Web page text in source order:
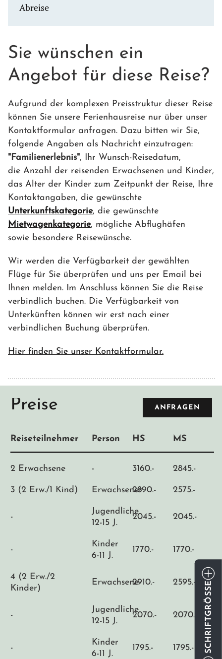
Abreise
Sie wünschen ein
Angebot für diese Reise?
Aufgrund der komplexen Preisstruktur dieser Reise
können Sie unsere Ferienhausreise nur über unser
Kontaktformular anfragen. Dazu bitten wir Sie,
folgende Angaben als Nachricht einzutragen:
"Familienerlebnis", Ihr Wunsch-Reisedatum,
die Anzahl der reisenden Erwachsenen und Kinder,
das Alter der Kinder zum Zeitpunkt der Reise, Ihre
Kontaktangaben, die gewünschte
Unterkunftskategorie, die gewünschte
Mietwagenkategorie, mögliche Abflughäfen
sowie besondere Reisewünsche.
Wir werden die Verfügbarkeit der gewählten
Flüge für Sie überprüfen und uns per Email bei
Ihnen melden. Im Anschluss können Sie die Reise
verbindlich buchen. Die Verfügbarkeit von
Unterkünften können wir erst nach einer
verbindlichen Buchung überprüfen.
Hier finden Sie unser Kontaktformular.
ANFRAGEN
Preise
Reiseteilnehmer Person HS MS
2 Erwachsene - 3160.- 2845.-
3 (2 Erw./1 Kind) Erwachsener2890.- 2575.-
-
Jugendliche
12-15 J.
2045.- 2045.-
-
Kinder
6-11 J.
1770.- 1770.-
4 (2 Erw./2
Kinder)
Erwachsene2910.- 2595.-
-
Jugendliche
12-15 J.
2070.- 2070.-
-
Kinder
6-11 J.
1795.- 1795.- SCHRIFTGRÖSSE